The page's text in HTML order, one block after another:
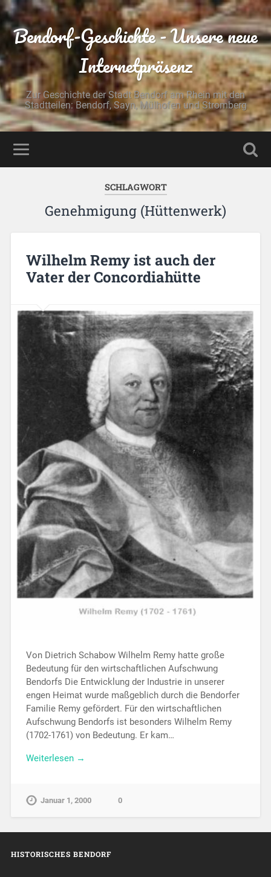
Bendorf-Geschichte - Unsere neue
Internetpräsenz
Zur Geschichte der Stadt Bendorf am Rhein mit den
Stadtteilen: Bendorf, Sayn, Mülhofen und Stromberg
SCHLAGWORT
Genehmigung (Hüttenwerk)
Wilhelm Remy ist auch der
Vater der Concordiahütte
Von Dietrich Schabow Wilhelm Remy hatte große
Bedeutung für den wirtschaftlichen Aufschwung
Bendorfs Die Entwicklung der Industrie in unserer
engen Heimat wurde maßgeblich durch die Bendorfer
Familie Remy gefördert. Für den wirtschaftlichen
Aufschwung Bendorfs ist besonders Wilhelm Remy
(1702-1761) von Bedeutung. Er kam…
Weiterlesen →
Januar 1, 2000 0
HISTORISCHES BENDORF